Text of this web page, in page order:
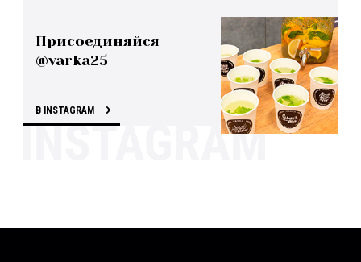
Присоединяйся
@varka25
В INSTAGRAM